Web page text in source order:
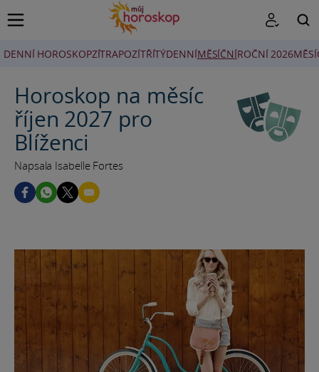
DENNÍ HOROSKOPZÍTRAPOZÍTŘÍTÝDENNÍMĚSÍČNÍROČNÍ 2026
Horoskop na měsíc
říjen 2027 pro
Blíženci
Napsala Isabelle Fortes